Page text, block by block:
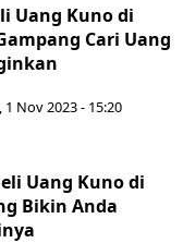
Uang Kuno di
Cari Uang
1 Nov 2023 - 15:20
Uang Kuno di
Bikin Anda